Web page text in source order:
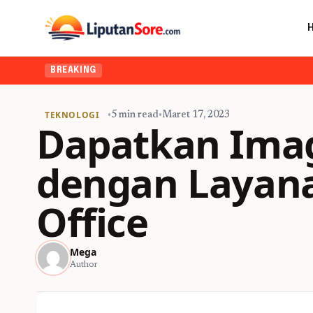
BREAKING
TEKNOLOGI •5 min read•Maret 17, 2023
Dapatkan
dengan
Office
Mega
Author